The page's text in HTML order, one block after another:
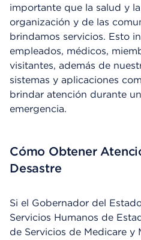
importante que la salud y
organización y de las
brindamos servicios. Esto
empleados, médicos,
visitantes, además de
sistemas y aplicaciones
brindar atención durante
emergencia.
Cómo Obtener
Desastre
Si el Gobernador del
Servicios Humanos de
de Servicios de Medicare y